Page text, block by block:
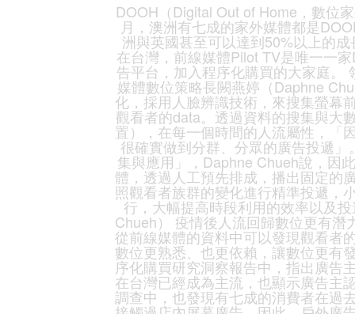
DOOH（Digital Out of Home，數位
月，澳洲有七成的家外媒體都是
洲與英國甚至可以達到50%以上的
在台灣，前線媒體Pilot TV是唯一一
告平台，加入程序化購買的大家庭。
媒體數位策略長闕燕婷（Daphne
化，採用人臉辨識技術，來搜集螢幕
觀看者的data。透過資料的搜集與大
置），在每一個時間的人流屬性，「
很確實做到分群、分眾的廣告投遞
集與應用」，Daphne Chueh說，因
體，透過人工預先排成，播出固定的
照觀看者族群的變化進行精準投遞，
行，大幅提高時段利用的效率以及
Chueh） 疫情後人流回歸數位更有
從前線媒體的資料中可以發現觀看者
數位更熟悉、也更依賴，讓數位更有
序化購買研究洞察報告中，指出廣告
在台灣已經成為主流，也顯示廣告主
調查中，也發現有七成的消費者在過